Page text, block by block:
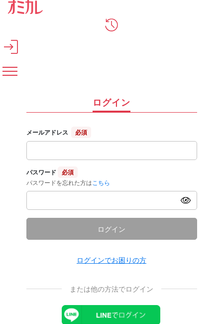
メインコンテンツへスキップ
ログイン
メールアドレス 必須
パスワード
必須
パスワードを忘れた方は こちら
ログイン
ログインでお困りの方
または他の方法でログイン